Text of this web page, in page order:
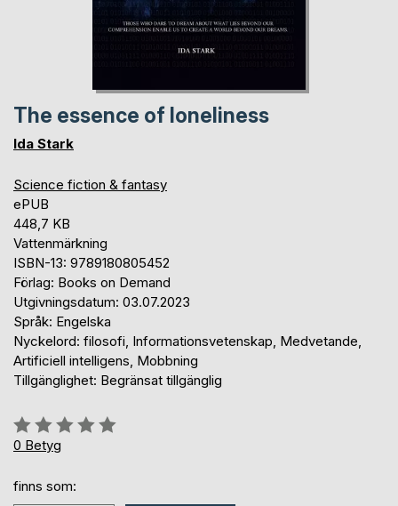
The essence of loneliness
Ida Stark
Science fiction & fantasy
ePUB
448,7 KB
Vattenmärkning
ISBN-13: 9789180805452
Förlag: Books on Demand
Utgivningsdatum: 03.07.2023
Språk: Engelska
Nyckelord: filosofi, Informationsvetenskap, Medvetande,
Artificiell intelligens, Mobbning
Tillgänglighet: Begränsat tillgänglig
Betyg::
0%
0 Betyg
finns som: